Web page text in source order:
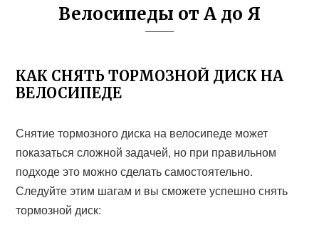
Велосипеды от А до Я
КАК СНЯТЬ ТОРМОЗНОЙ ДИСК НА
ВЕЛОСИПЕДЕ
Снятие тормозного диска на велосипеде может
показаться сложной задачей, но при правильном
подходе это можно сделать самостоятельно.
Следуйте этим шагам и вы сможете успешно снять
тормозной диск: